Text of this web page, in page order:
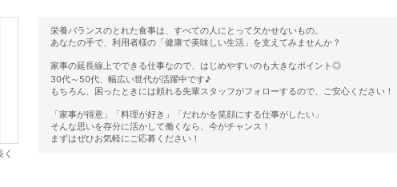
栄養バランスのとれた食事は、すべての人にとって欠かせないもの。
あなたの手で、利用者様の「健康で美味しい生活」を支えてみませんか？
家事の延長線上でできる仕事なので、はじめやすいのも大きなポイント◎
30代～50代、幅広い世代が活躍中です♪
もちろん、困ったときには頼れる先輩スタッフがフォローするので、ご安心ください！
「家事が得意」「料理が好き」「だれかを笑顔にする仕事がしたい」
そんな思いを存分に活かして働くなら、今がチャンス！
まずはぜひお気軽にご応募ください！